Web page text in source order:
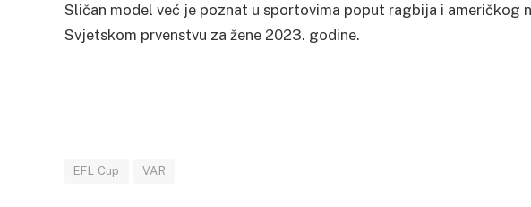
Sličan model već je poznat u sportovima poput ragbija i američkog
Svjetskom prvenstvu za žene 2023. godine.
EFL Cup VAR